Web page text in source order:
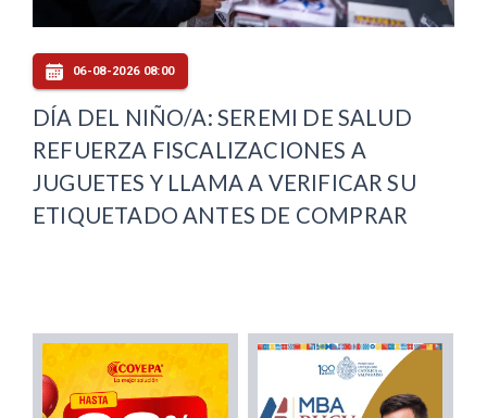
06-08-2026 08:00
DÍA DEL NIÑO/A: SEREMI DE SALUD
REFUERZA FISCALIZACIONES A
JUGUETES Y LLAMA A VERIFICAR SU
ETIQUETADO ANTES DE COMPRAR